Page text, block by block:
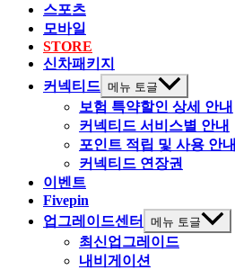
스포츠
모바일
STORE
신차패키지
커넥티드 메뉴 토글
보험 특약할인 상세 안내
커넥티드 서비스별 안내
포인트 적립 및 사용 안내
커넥티드 연장권
이벤트
Fivepin
업그레이드센터
메뉴 토글
최신업그레이드
내비게이션